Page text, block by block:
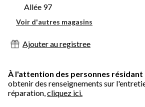
Allée 97
Voir d'autres magasins
Ajouter au registree
À l'attention des personnes résidant
obtenir des renseignements sur
réparation,cliquez ici.